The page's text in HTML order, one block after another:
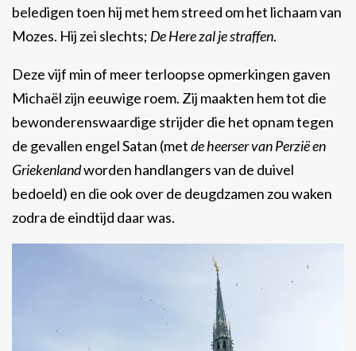
beledigen toen hij met hem streed om het lichaam van
Mozes. Hij zei slechts; De Here zal je straffen.
Deze vijf min of meer terloopse opmerkingen gaven
Michaël zijn eeuwige roem. Zij maakten hem tot die
bewonderenswaardige strijder die het opnam tegen
de gevallen engel Satan (metde heerser van Perzië en
Griekenlandworden handlangers van de duivel
bedoeld) en die ook over de deugdzamen zou waken
zodra de eindtijd daar was.